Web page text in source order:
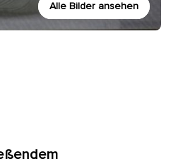
Alle Bilder ansehen